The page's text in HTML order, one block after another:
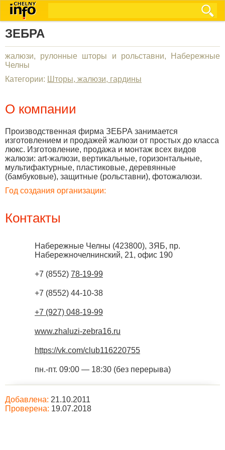
ЗЕБРА
жалюзи, рулонные шторы и рольставни, Набережные
Челны
Категории: Шторы, жалюзи, гардины
О компании
Производственная фирма ЗЕБРА занимается
изготовлением и продажей жалюзи от простых до класса
люкс. Изготовление, продажа и монтаж всех видов
жалюзи: art-жалюзи, вертикальные, горизонтальные,
мультифактурные, пластиковые, деревянные
(бамбуковые), защитные (рольставни), фотожалюзи.
Год создания организации:
Контакты
Набережные Челны (423800), ЗЯБ, пр.
Набережночелнинский, 21, офис 190
+7 (8552) 78-19-99
+7 (8552) 44-10-38
+7 (927) 048-19-99
www.zhaluzi-zebra16.ru
https://vk.com/club116220755
пн.-пт. 09:00 — 18:30 (без перерыва)
Добавлена: 21.10.2011
Проверена: 19.07.2018